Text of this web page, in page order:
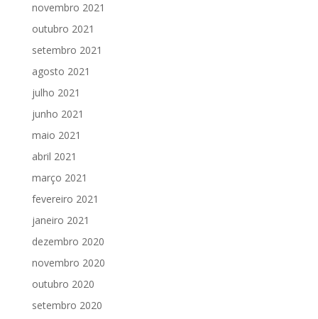
novembro 2021
outubro 2021
setembro 2021
agosto 2021
julho 2021
junho 2021
maio 2021
abril 2021
março 2021
fevereiro 2021
janeiro 2021
dezembro 2020
novembro 2020
outubro 2020
setembro 2020